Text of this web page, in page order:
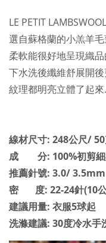
LE PETIT
選自蘇格蘭的小羔羊毛
柔軟能很好地呈現織
下水洗後纖維舒展開
紋理都明亮立體了起來.
線材尺寸: 248公尺/
成 分: 100%初剪細
推薦針號: 3.0/ 3.5mm
密 度: 22-24針(10
建議用量: 衣服5球起
洗滌建議: 30度冷水手